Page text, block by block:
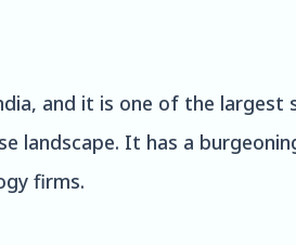
and it is one of the
landscape. It has a
firms.